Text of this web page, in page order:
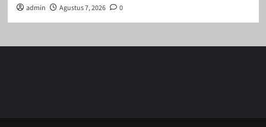
admin Agustus 7, 2026 0